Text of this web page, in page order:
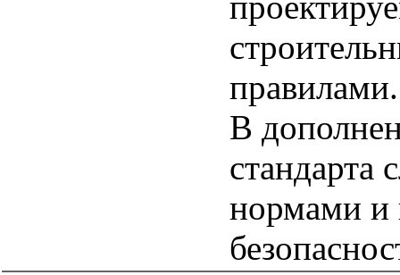
правилами.
В
стандарта
нормами и